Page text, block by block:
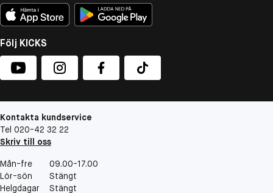
Följ KICKS
Kontakta kundservice
Tel 020-42 32 22
Skriv till oss
Mån-fre
09.00-17.00
Lör-sön
Stängt
Helgdagar
Stängt